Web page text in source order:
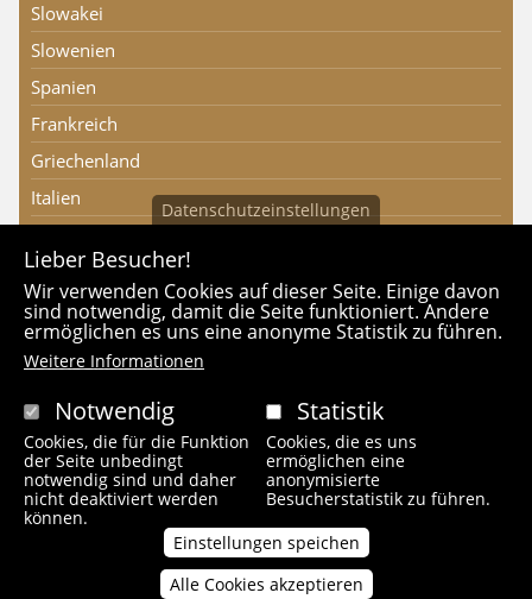
Slowakei
Slowenien
Spanien
Frankreich
Griechenland
Italien
Partnerseiten
Datenschutzeinstellungen
Lieber Besucher!
Wir verwenden Cookies auf dieser Seite. Einige davon
sind notwendig, damit die Seite funktioniert. Andere
ermöglichen es uns eine anonyme Statistik zu führen.
Weitere Informationen
Notwendig
Cookies, die für die Funktion
der Seite unbedingt
notwendig sind und daher
nicht deaktiviert werden
können.
Statistik
Cookies, die es uns
ermöglichen eine
anonymisierte
Besucherstatistik zu führen.
Einstellungen speichen
Alle Cookies akzeptieren